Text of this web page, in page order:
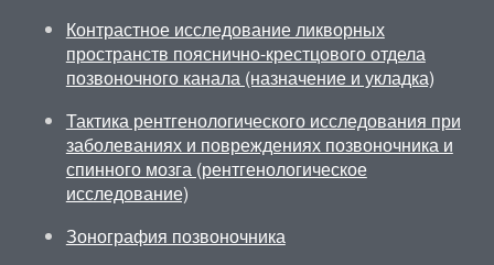
Контрастное исследование ликворных
пространств пояснично-крестцового отдела
позвоночного канала (назначение и укладка)
Тактика рентгенологического исследования при
заболеваниях и повреждениях позвоночника и
спинного мозга (рентгенологическое
исследование)
Зонография позвоночника